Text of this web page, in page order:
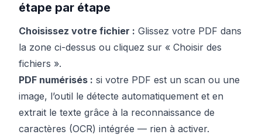
étape par étape
Choisissez votre fichier : Glissez votre PDF dans
la zone ci-dessus ou cliquez sur « Choisir des
fichiers ».
PDF numérisés : si votre PDF est un scan ou une
image, l’outil le détecte automatiquement et en
extrait le texte grâce à la reconnaissance de
caractères (OCR) intégrée — rien à activer.